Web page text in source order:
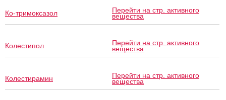
Ко-тримоксазол Перейти на стр. активного
вещества
Колестипол Перейти на стр. активного
вещества
Колестирамин Перейти на стр. активного
вещества